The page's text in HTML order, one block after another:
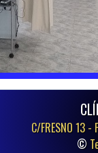
C/FRESNO 13 -
©